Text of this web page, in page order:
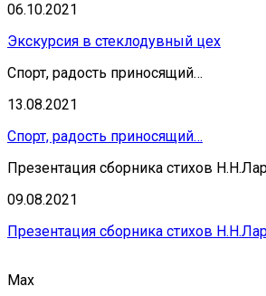
06.10.2021
Экскурсия в стеклодувный цех
Спорт, радость приносящий…
13.08.2021
Спорт, радость приносящий…
Презентация сборника стихов
09.08.2021
Презентация сборника стихов
Мах